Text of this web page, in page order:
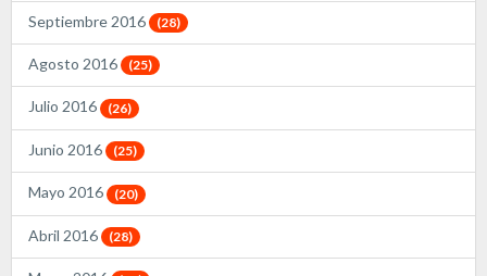
Septiembre 2016 (28)
Agosto 2016 (25)
Julio 2016 (26)
Junio 2016 (25)
Mayo 2016 (20)
Abril 2016 (28)